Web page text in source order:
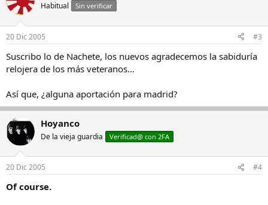
Habitual Sin verificar
20 Dic 2005 #3
Suscribo lo de Nachete, los nuevos agradecemos la sabiduría
relojera de los más veteranos...
Así que, ¿alguna aportación para madrid?
Hoyanco
De la vieja guardia Verificad@ con 2FA
20 Dic 2005 #4
Of course.